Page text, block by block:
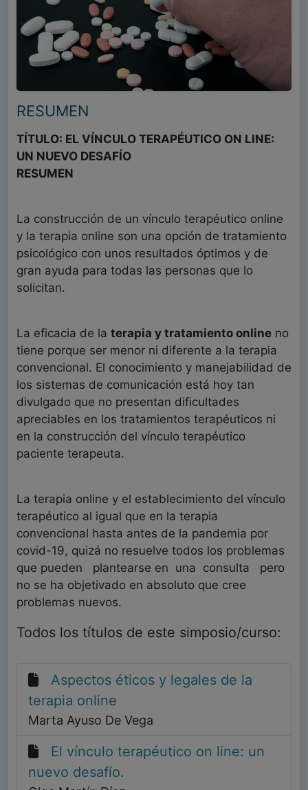
RESUMEN
TÍTULO: EL VÍNCULO TERAPÉUTICO ON LINE:
UN NUEVO DESAFÍO
RESUMEN
La construcción de un vínculo terapéutico online
y la terapia online son una opción de tratamiento
psicológico con unos resultados óptimos y de
gran ayuda para todas las personas que lo
solicitan.
La eficacia de la terapia y tratamiento online no
tiene porque ser menor ni diferente a la terapia
convencional. El conocimiento y manejabilidad de
los sistemas de comunicación está hoy tan
divulgado que no presentan dificultades
apreciables en los tratamientos terapéuticos ni
en la construcción del vínculo terapéutico
paciente terapeuta.
La terapia online y el establecimiento del vínculo
terapéutico al igual que en la terapia
convencional hasta antes de la pandemia por
covid-19, quizá no resuelve todos los problemas
que pueden plantearse en una consulta pero
no se ha objetivado en absoluto que cree
problemas nuevos.
Todos los títulos de este simposio/curso:
Aspectos éticos y legales de la
terapia online
Marta Ayuso De Vega
El vínculo terapéutico on line: un
nuevo desafío.